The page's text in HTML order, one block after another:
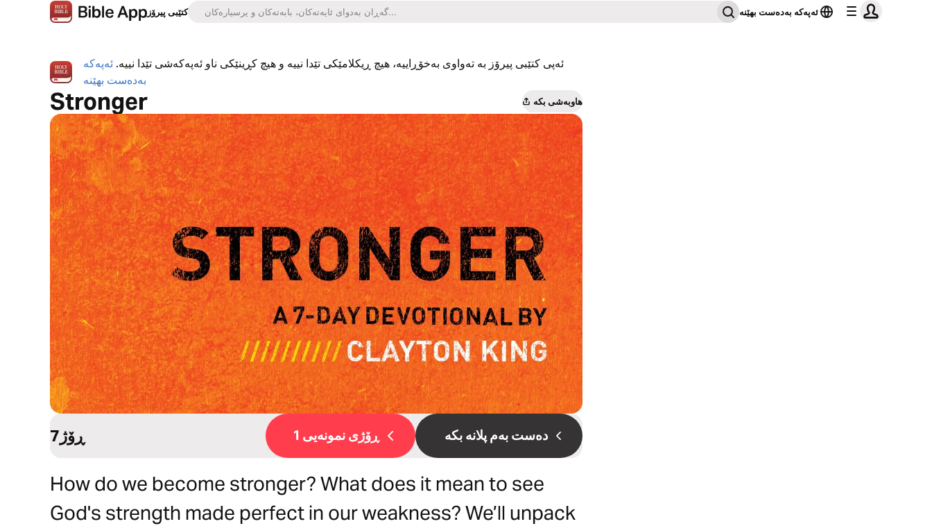
کتێبی پیرۆز ئەپەکە بەدەست بهێنە
ئەپی کتێبی پیرۆز بە تەواوی بەخۆڕاییە، هیچ ڕیکلامێکی تێدا نییە و هیچ کڕینێکی ناو ئەپەکەشی تێدا نییە. ئەپەکە
بەدەست بهێنە
Stronger هاوبەشی بکە
7ڕۆژ ڕۆژی نمونەیی 1 دەست بەم پلانە بکە
How do we become stronger? What does it mean to see
God's strength made perfect in our weakness? We’ll unpack